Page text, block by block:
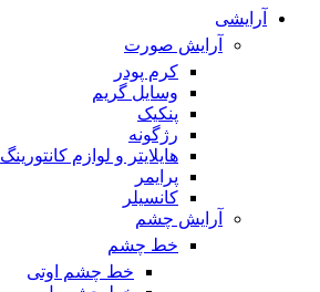
آرایشی
آرایش صورت
کرم پودر
وسایل گریم
پنکیک
رژگونه
هایلایتر و لوازم کانتورینگ
پرایمر
کانسیلر
آرایش چشم
خط چشم
خط چشم اوتی